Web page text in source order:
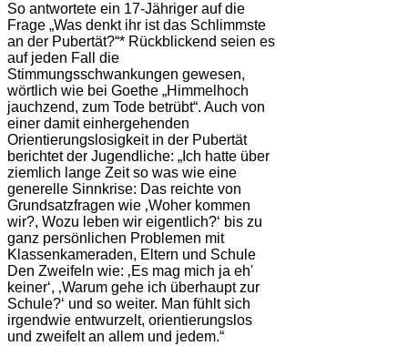
So antwortete ein 17-Jähriger auf die
Frage „Was denkt ihr ist das Schlimmste
an der Pubertät?“* Rückblickend seien es
auf jeden Fall die
Stimmungsschwankungen gewesen,
wörtlich wie bei Goethe „Himmelhoch
jauchzend, zum Tode betrübt“. Auch von
einer damit einhergehenden
Orientierungslosigkeit in der Pubertät
berichtet der Jugendliche: „Ich hatte über
ziemlich lange Zeit so was wie eine
generelle Sinnkrise: Das reichte von
Grundsatzfragen wie ‚Woher kommen
wir?, Wozu leben wir eigentlich?‘ bis zu
ganz persönlichen Problemen mit
Klassenkameraden, Eltern und Schule
Den Zweifeln wie: ‚Es mag mich ja eh'
keiner‘, ‚Warum gehe ich überhaupt zur
Schule?‘ und so weiter. Man fühlt sich
irgendwie entwurzelt, orientierungslos
und zweifelt an allem und jedem.“